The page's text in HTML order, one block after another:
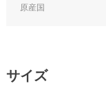
原産国
サイズ